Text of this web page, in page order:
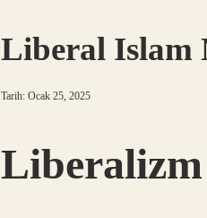
Liberal Islam
Tarih: Ocak 25, 2025
Liberalizm